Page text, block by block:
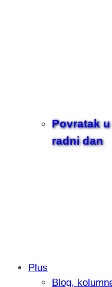
Povratak
radni dan
Samsung
Plus
Blog,